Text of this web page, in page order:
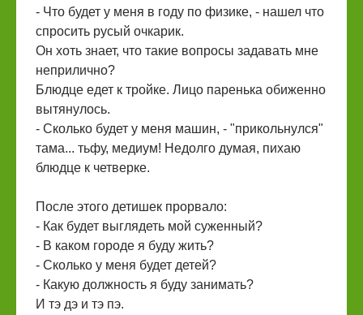
- Что будет у меня в году по физике, - нашел что
спросить русый очкарик.
Он хоть знает, что такие вопросы задавать мне
неприлично?
Блюдце едет к тройке. Лицо паренька обиженно
вытянулось.
- Сколько будет у меня машин, - "прикольнулся"
тама... тьфу, медиум! Недолго думая, пихаю
блюдце к четверке.
После этого детишек прорвало:
- Как будет выглядеть мой суженный?
- В каком городе я буду жить?
- Сколько у меня будет детей?
- Какую должность я буду занимать?
И тэ дэ и тэ пэ.